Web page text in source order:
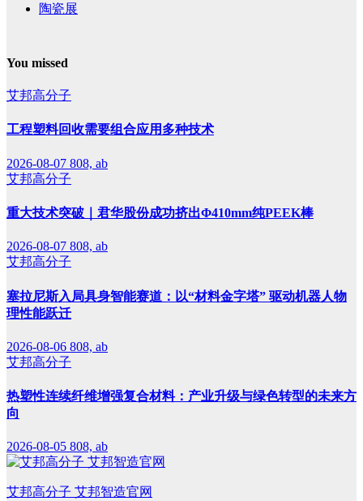
陶瓷展
You missed
艾邦高分子
工程塑料回收需要组合应用多种技术
2026-08-07 808, ab
艾邦高分子
重大技术突破｜君华股份成功挤出Φ410mm纯PEEK棒
2026-08-07 808, ab
艾邦高分子
塞拉尼斯入局具身智能赛道：以“材料金字塔” 驱动机器人物
理性能跃迁
2026-08-06 808, ab
艾邦高分子
热塑性连续纤维增强复合材料：产业升级与绿色转型的未来方
向
2026-08-05 808, ab
艾邦高分子 艾邦智造官网